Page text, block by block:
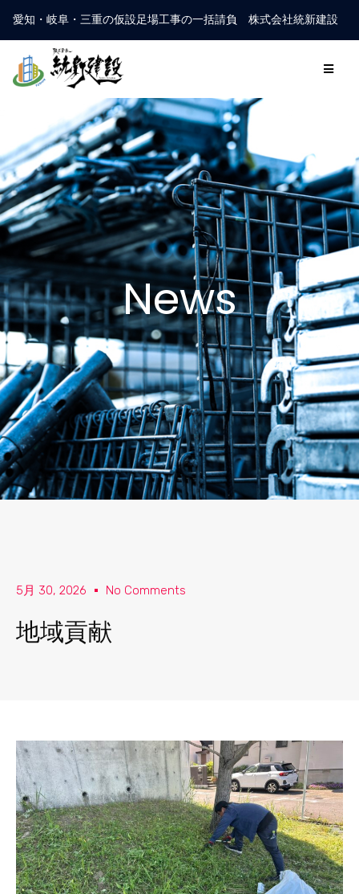
愛知・岐阜・三重の仮設足場工事の一括請負 株式会社統新建設
News
5月 30, 2026 No Comments
地域貢献